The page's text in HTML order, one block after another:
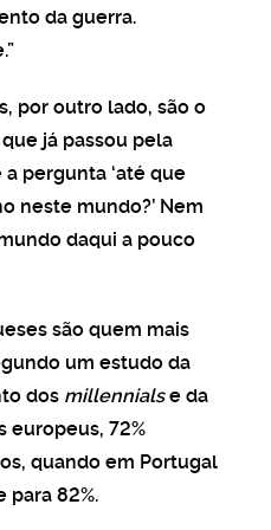
da guerra.
por outro lado, são o
já passou pela
pergunta ‘até que
neste mundo?’ Nem
daqui a pouco
são quem mais
um estudo da
dos millennialse da
europeus, 72%
quando em Portugal
para 82%.